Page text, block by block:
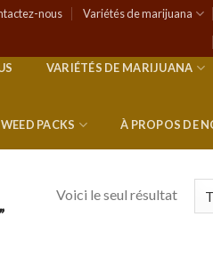
nous Variétés de marijuana
VARIÉTÉS DE MARIJUANA
WEED PACKS À PROPOS DE
Voici le seul résultat